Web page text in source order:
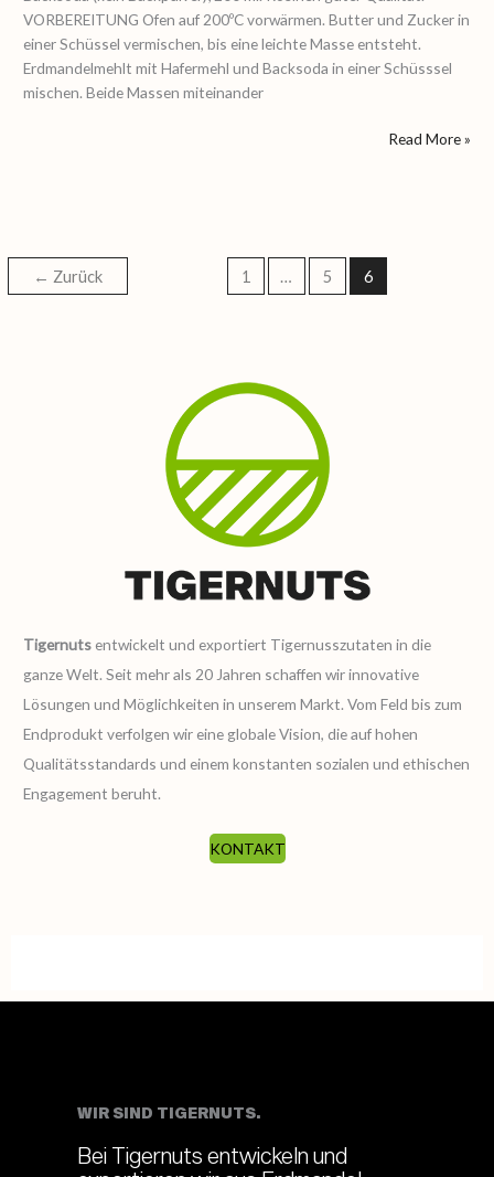
VORBEREITUNG Ofen auf 200ºC vorwärmen. Butter und Zucker in
einer Schüssel vermischen, bis eine leichte Masse entsteht.
Erdmandelmehlt mit Hafermehl und Backsoda in einer Schüsssel
mischen. Beide Massen miteinander
Read More »
← Zurück 1 … 5 6
Tigernuts entwickelt und exportiert Tigernusszutaten in die
ganze Welt. Seit mehr als 20 Jahren schaffen wir innovative
Lösungen und Möglichkeiten in unserem Markt. Vom Feld bis zum
Endprodukt verfolgen wir eine globale Vision, die auf hohen
Qualitätsstandards und einem konstanten sozialen und ethischen
Engagement beruht.
KONTAKT
WIR SIND TIGERNUTS.
Bei Tigernuts entwickeln und